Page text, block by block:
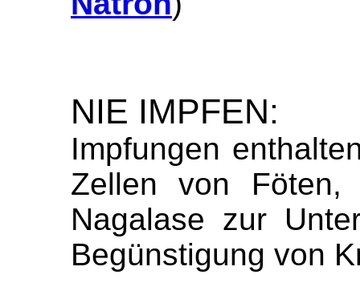
NIE IMPFEN:
Impfungen
Zellen von Föten,
Nagalase zur
Begünstigung von